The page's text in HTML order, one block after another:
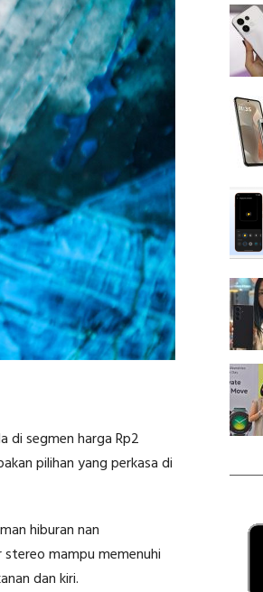
di segmen harga Rp2
pilihan yang perkasa di
hiburan nan
mampu memenuhi
dan kiri.